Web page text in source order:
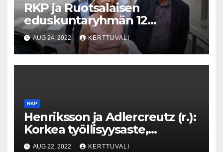
RKP ja Ruotsalaisen
eduskuntaryhmän 12
toimenpidettä
kaksikielisyyden ja ruotsin
kielen vahvistamiseksi
AUG 24, 2022 KERTTUVALI
RKP
Henriksson ja Adlercreutz (r.):
Korkea työllisyysaste,
enemmän investointeja ja
AUG 22, 2022 KERTTUVALI